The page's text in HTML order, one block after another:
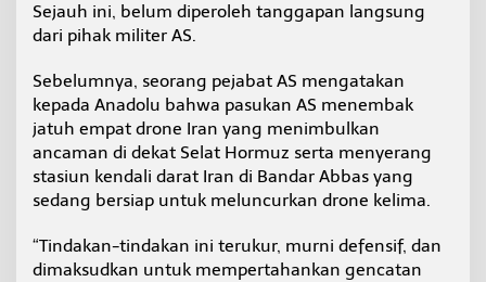
u
t
Sejauh ini, belum diperoleh tanggapan langsung
dari pihak militer AS.
Sebelumnya, seorang pejabat AS mengatakan
kepada Anadolu bahwa pasukan AS menembak
jatuh empat drone Iran yang menimbulkan
ancaman di dekat Selat Hormuz serta menyerang
stasiun kendali darat Iran di Bandar Abbas yang
sedang bersiap untuk meluncurkan drone kelima.
“Tindakan-tindakan ini terukur, murni defensif, dan
dimaksudkan untuk mempertahankan gencatan